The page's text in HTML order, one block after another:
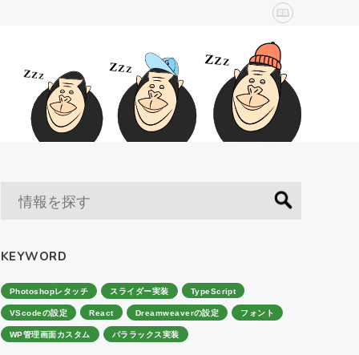
KEYWORD
Photoshopレタッチ スライダー実装
TypeScript
VScodeの設定
React Dreamweaverの設定
フォント
WP管理画面カスタム
パララックス実装